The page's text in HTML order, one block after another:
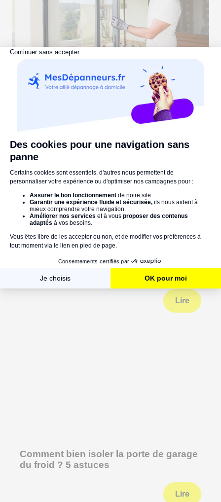
Pourquoi ma baie vitrée est bloquée &
comment la réparer ?
20 poignées de portes originales et
inspirantes à vite adopter
Lire
Comment bien isoler la porte de garage
du froid ? 5 astuces
Lire